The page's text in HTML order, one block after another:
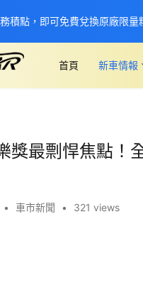
首頁 新車情報
最剽悍焦點！
• 車市新聞 • 321 views
積點，即可免費兌換原廠限量